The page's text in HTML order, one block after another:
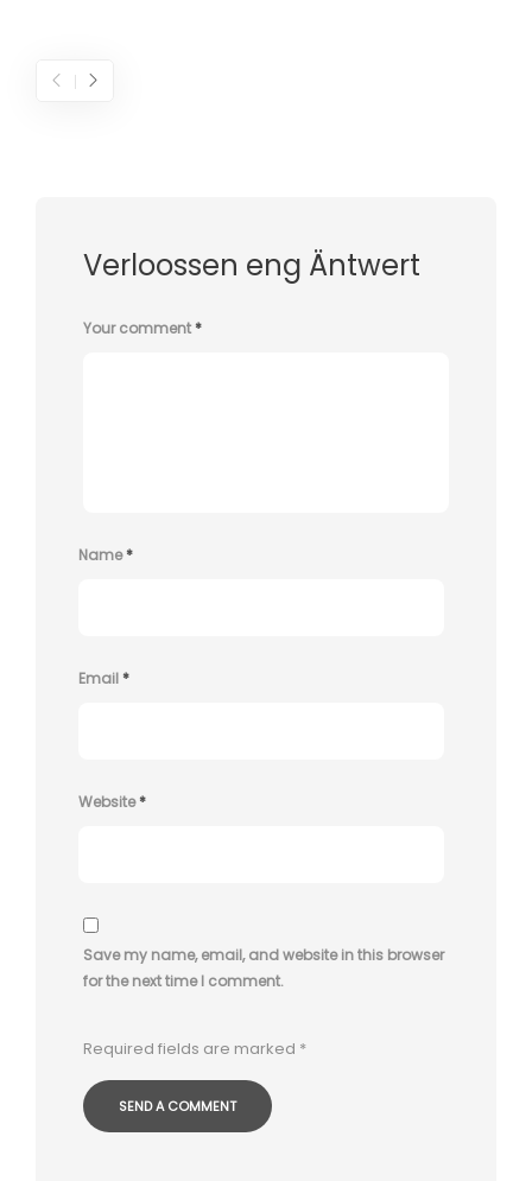
Verloossen eng Äntwert
Your comment*
Name*
Email*
Website*
Save my name, email, and website in this browser
for the next time I comment.
Required fields are marked *